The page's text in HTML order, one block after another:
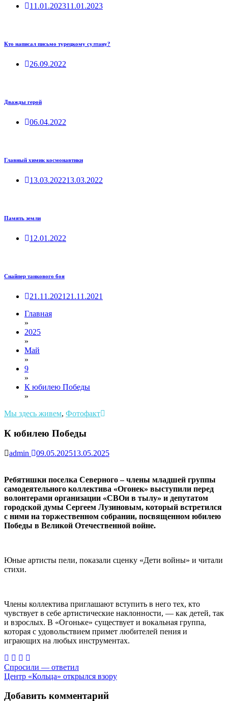
11.01.202311.01.2023
Кто написал письмо турецкому султану?
26.09.2022
Дважды герой
06.04.2022
Главный химик космонавтики
13.03.202213.03.2022
Память земли
12.01.2022
Снайпер танкового боя
21.11.2021 21.11.2021
Главная
»
2025
»
Май
»
9
»
К юбилею Победы
»
Мы здесь живем, Фотофакт
К юбилею Победы
admin 09.05.202513.05.2025
Ребятишки поселка Северного – члены младшей группы
самодеятельного коллектива «Огонек» выступили перед
волонтерами организации «СВОи в тылу» и депутатом
городской думы Сергеем Лузиновым, который встретился
с ними на торжественном собрании, посвященном юбилею
Победы в Великой Отечественной войне.
Юные артисты пели, показали сценку «Дети войны» и читали
стихи.
Члены коллектива приглашают вступить в него тех, кто
чувствует в себе артистические наклонности, — как детей, так
и взрослых. В «Огоньке» существует и вокальная группа,
которая с удовольствием примет любителей пения и
играющих на любых инструментах.
Навигация
по
записям
Спросили — ответил
Центр «Кольца» открылся взору
Добавить комментарий